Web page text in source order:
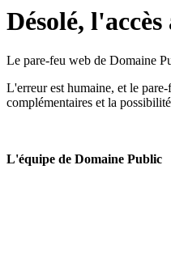
Désolé,
Le pare-feu web de Domaine
L'erreur est humaine, et le
complémentaires et la
L'équipe de Domaine Public